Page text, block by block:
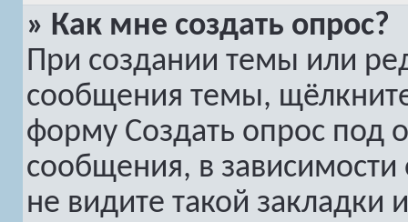
» Как мне создать опрос?
При создании темы или
сообщения темы,
форму Создать опрос под
сообщения, в зависимости
не видите такой